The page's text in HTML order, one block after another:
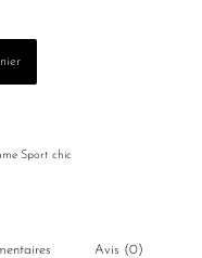
Sport chic
Avis (0)